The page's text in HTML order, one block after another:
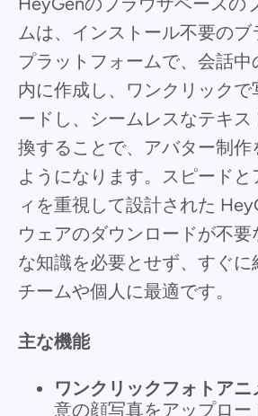
ムは、インストール不要のブ
プラットフォームで、会話
内に作成し、ワンクリックで
ードし、シームレスなテキ
換することで、アバター制作
ようになります。スピード
ィを重視して設計された
ウェアのダウンロードが不
な知識を必要とせず、すぐに
チームや個人に最適です。
主な機能
ワンクリックフォトアニ
意の顔写真をアップロー